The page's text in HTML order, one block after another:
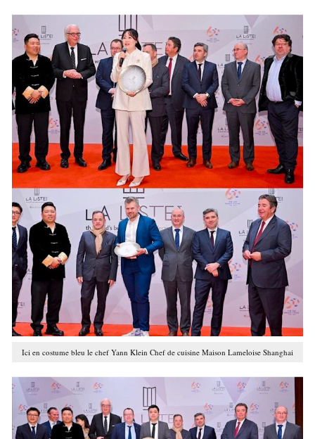
Ici en costume bleu le chef Yann Klein Chef de cuisine Maison Lameloise Shanghai